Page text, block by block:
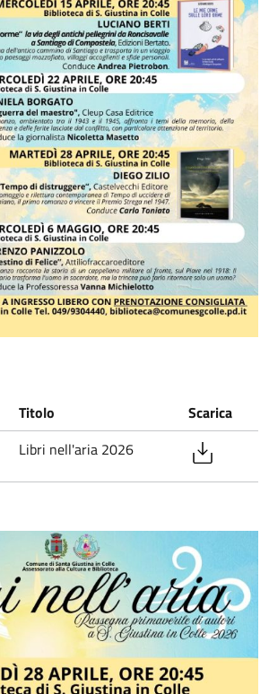
Titolo
Scarica
Libri nell'aria 2026